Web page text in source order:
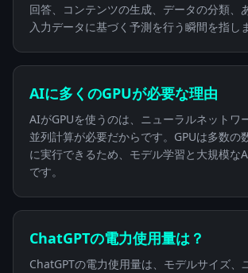
回答、コンテンツの生成、データの分類、
入力データに基づく予測を行う瞬間を指し
AIに多くのGPUが必要な理由
AIがGPUを使うのは、ニューラルネットワ
並列計算が必要だからです。GPUは多数の
に実行できるため、モデル学習と大規模な
です。
ChatGPTの電力使用量は？
ChatGPTの電力使用量は、モデルサイズ、